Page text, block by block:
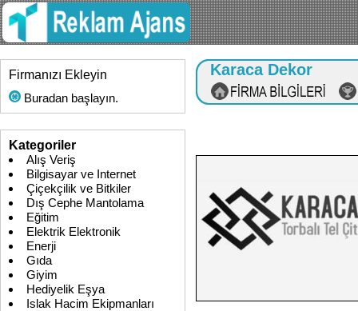
Firmanızı Ekleyin
Buradan başlayın.
Kategoriler
Alış Veriş
Bilgisayar ve Internet
Çiçekçilik ve Bitkiler
Dış Cephe Mantolama
Eğitim
Elektrik Elektronik
Enerji
Gıda
Giyim
Hediyelik Eşya
Islak Hacim Ekipmanları
Karaca Dekor